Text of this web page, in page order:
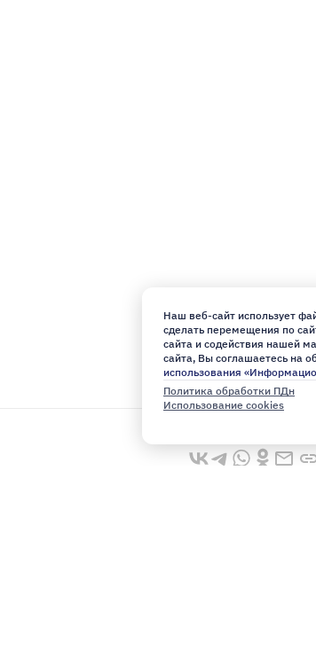
Наш веб-сайт использует
сделать перемещения по
сайта и содействия нашей
сайта, Вы соглашаетесь на
использования
Политика обработки ПДн
Использование cookies